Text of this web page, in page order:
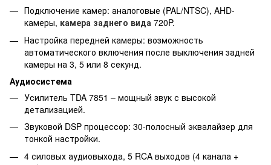
Подключение камер: аналоговые (PAL/NTSC), AHD-
камеры, камера заднего вида 720P.
Настройка передней камеры: возможность
автоматического включения после выключения задней
камеры на 3, 5 или 8 секунд.
Аудиосистема
Усилитель TDA 7851 – мощный звук с высокой
детализацией.
Звуковой DSP процессор: 30-полосный эквалайзер для
тонкой настройки.
4 силовых аудиовыхода, 5 RCA выходов (4 канала +